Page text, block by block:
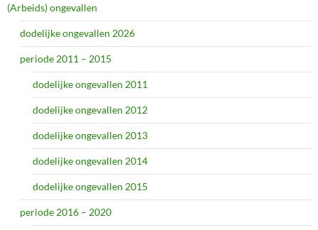
(Arbeids) ongevallen
dodelijke ongevallen 2026
periode 2011 – 2015
dodelijke ongevallen 2011
dodelijke ongevallen 2012
dodelijke ongevallen 2013
dodelijke ongevallen 2014
dodelijke ongevallen 2015
periode 2016 – 2020